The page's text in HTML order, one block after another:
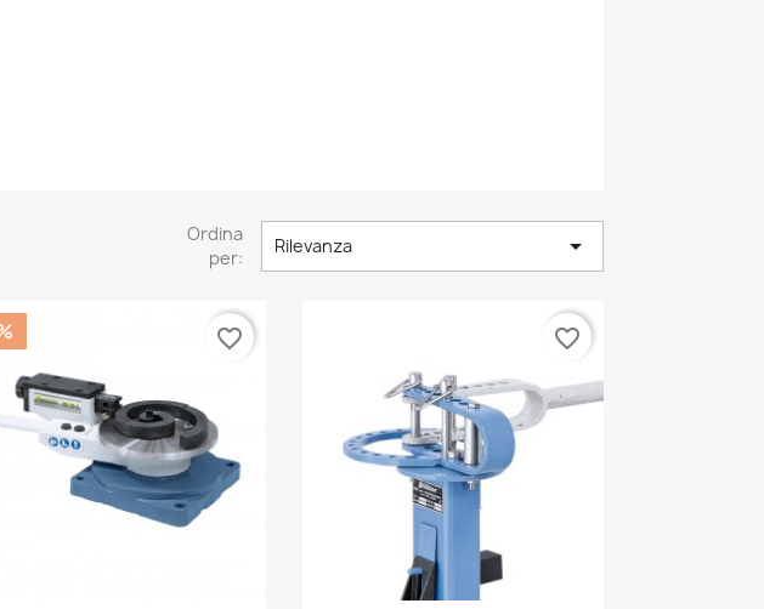
Ordina
per:
Rilevanza 
favorite_border favorite_border